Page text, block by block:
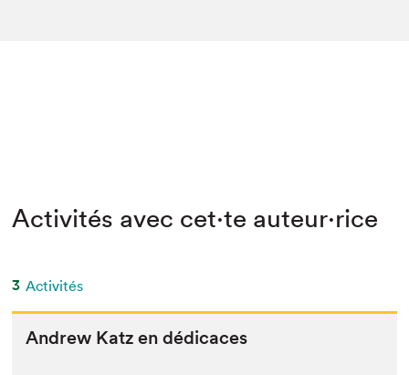
Activités avec cet·te auteur·rice
3 Activités
Andrew Katz en dédicaces